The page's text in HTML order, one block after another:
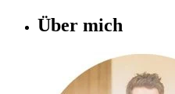
Über mich